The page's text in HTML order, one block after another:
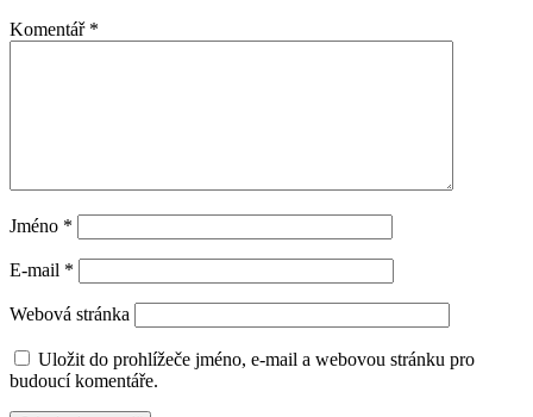
Komentář *
Jméno *
E-mail *
Webová stránka
Uložit do prohlížeče jméno, e-mail a webovou stránku pro
budoucí komentáře.